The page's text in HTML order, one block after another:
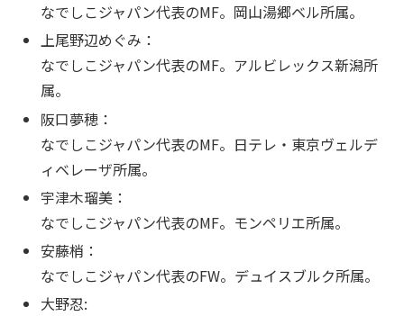
なでしこジャパン代表のMF。岡山湯郷ベル所属。
上尾野辺めぐみ：
なでしこジャパン代表のMF。アルビレックス新潟所
属。
阪口夢穂：
なでしこジャパン代表のMF。日テレ・東京ヴェルデ
ィベレーザ所属。
宇津木瑠美：
なでしこジャパン代表のMF。モンペリエ所属。
安藤梢：
なでしこジャパン代表のFW。デュイスブルク所属。
大野忍: